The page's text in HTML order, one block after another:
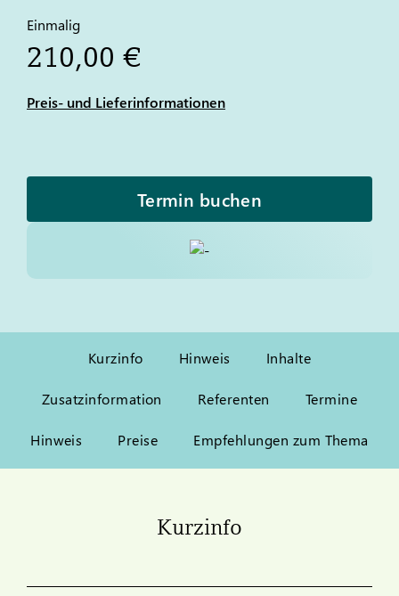
Einmalig
210,00 €
Preis- und Lieferinformationen
Termin buchen
Kurzinfo Hinweis Inhalte
Zusatzinformation Referenten Termine
Hinweis Preise Empfehlungen zum Thema
Kurzinfo